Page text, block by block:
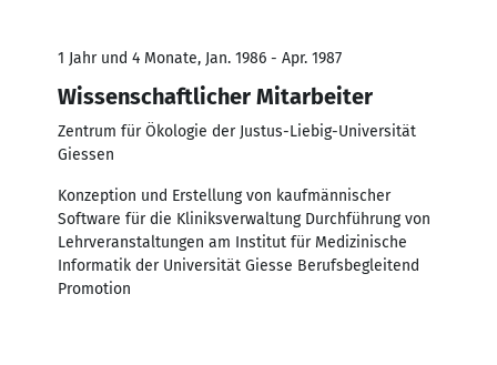
1 Jahr und 4 Monate, Jan. 1986 - Apr. 1987
Wissenschaftlicher Mitarbeiter
Zentrum für Ökologie der Justus-Liebig-Universität
Giessen
Konzeption und Erstellung von kaufmännischer
Software für die Kliniksverwaltung Durchführung von
Lehrveranstaltungen am Institut für Medizinische
Informatik der Universität Giesse Berufsbegleitend
Promotion